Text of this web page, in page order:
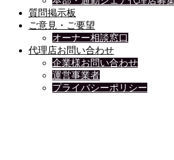
質問掲示板
ご意見・ご要望
オーナー相談窓口
代理店お問い合わせ
企業様お問い合わせ
運営事業者
プライバシーポリシー